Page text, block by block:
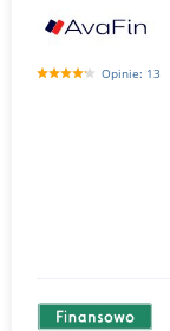
Opinie: 13